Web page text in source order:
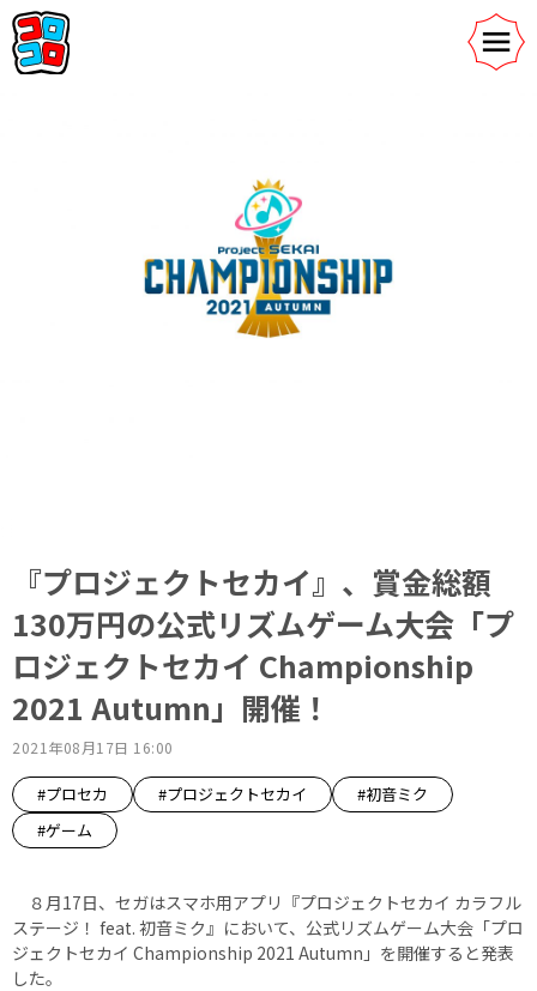
『プロジェクトセカイ』、賞金総額
130万円の公式リズムゲーム大会「プ
ロジェクトセカイ Championship
2021 Autumn」開催！
2021年08月17日 16:00
#プロセカ #プロジェクトセカイ
#初音ミク
#ゲーム
８月17日、セガはスマホ用アプリ『プロジェクトセカイ カラフル
ステージ！ feat. 初音ミク』において、公式リズムゲーム大会「プロ
ジェクトセカイ Championship 2021 Autumn」を開催すると発表
した。